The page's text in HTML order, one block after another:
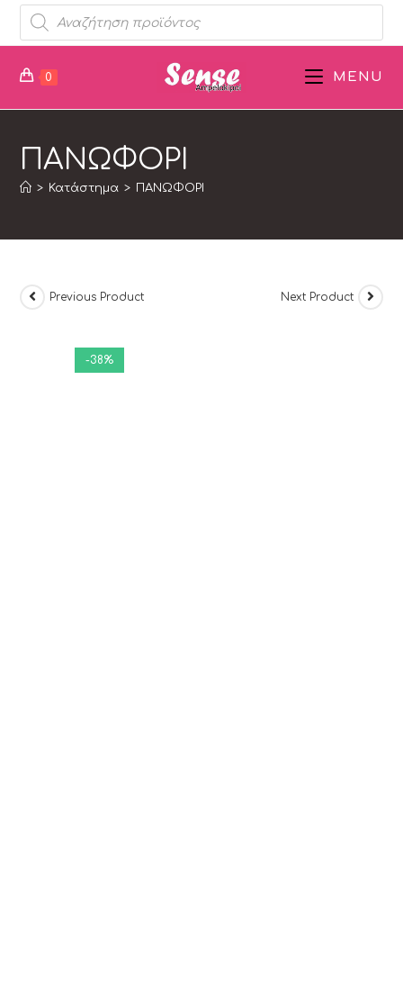
0 MENU
ΠΑΝΩΦΟΡΙ
> Κατάστημα > ΠΑΝΩΦΟΡΙ
-38%
Previous Product Next Product